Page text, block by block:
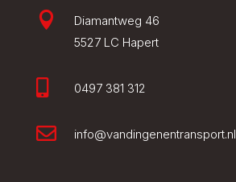

Diamantweg 46
5527 LC Hapert
0497 381 312
 info@vandingenentransport.nl